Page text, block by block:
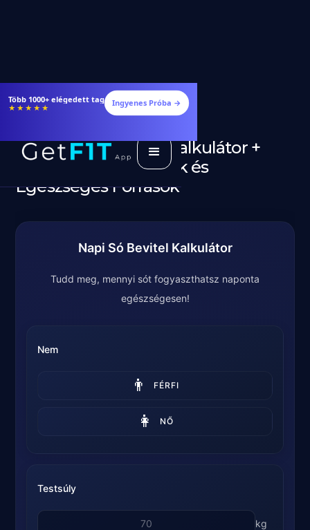
Étrendek, receptek és edzéstervek
★★★★★ Ingyenes Próba →
Só Napi Szükséglet Kalkulátor +
Ajánlott Mennyiségek és
Egészséges Források
Napi Só Bevitel Kalkulátor
Tudd meg, mennyi sót fogyaszthatsz naponta
egészségesen!
Nem
👨 FÉRFI
👩 NŐ
Testsúly
kg